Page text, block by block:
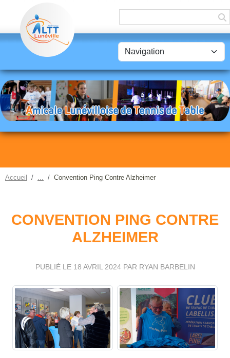
Accueil Convention Ping Contre Alzheimer
CONVENTION PING CONTRE
ALZHEIMER
PUBLIÉ LE 18 AVRIL 2024PAR RYAN BARBELIN